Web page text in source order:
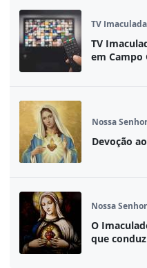
TV Imaculada
TV
em Campo
Nossa
Devoção
Nossa
O
que